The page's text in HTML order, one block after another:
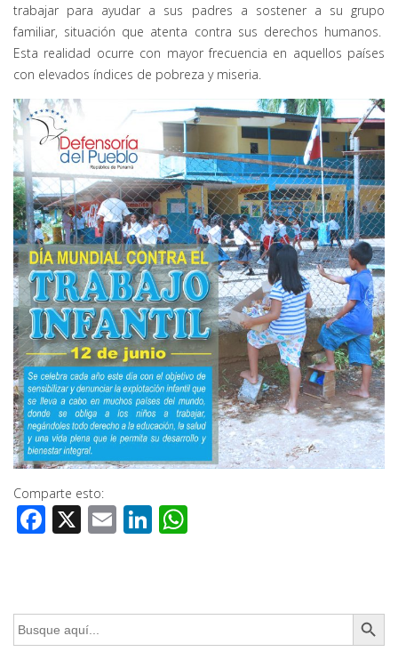
trabajar para ayudar a sus padres a sostener a su grupo
familiar, situación que atenta contra sus derechos humanos.
Esta realidad ocurre con mayor frecuencia en aquellos países
con elevados índices de pobreza y miseria.
Comparte esto:
Facebook
X EmailLinkedIn
Buscar: Botón de